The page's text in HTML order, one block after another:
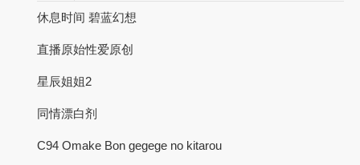
休息时间 碧蓝幻想
直播原始性爱原创
星辰姐姐2
同情漂白剂
C94 Omake Bon gegege no kitarou